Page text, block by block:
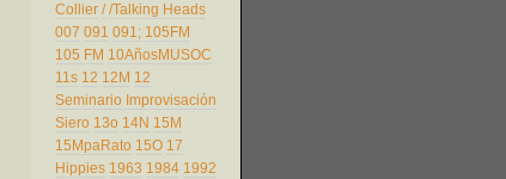
Collier / /Talking Heads
007 091 091; 105FM
105 FM 10AñosMUSOC
11s 12 12M 12
Seminario Improvisación
Siero 13o 14N 15M
15MpaRato 15O 17
Hippies 1963 1984 1992